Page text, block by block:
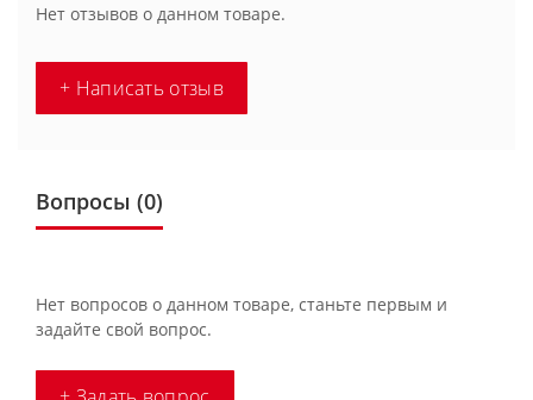
Нет отзывов о данном товаре.
+ Написать отзыв
Вопросы (0)
Нет вопросов о данном товаре, станьте первым и
задайте свой вопрос.